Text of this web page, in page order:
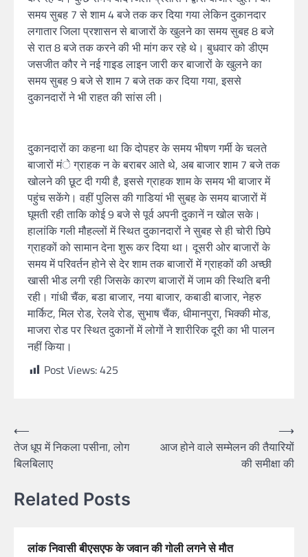
समय सुबह 7 से शाम 4 बजे तक कर दिया गया लेकिन दुकानदार
लगातार जिला प्रशासन से बाजारों के खुलने का समय सुबह 8 बजे
से रात 8 बजे तक करने की भी मांग कर रहे थे। बुधवार को डीएम
जसजीत कौर ने नई गाइड लाइन जारी कर बाजारों के खुलने का
समय सुबह 9 बजे से शाम 7 बजे तक कर दिया गया, इससे
दुकानदारों ने भी राहत की सांस ली।
दुकानदारों का कहना था कि दोपहर के समय भीषण गर्मी के चलते
बाजारों मंे ग्राहक न के बराबर आते थे, अब बाजार शाम 7 बजे तक
खोलने की छूट दी गयी है, इससे ग्राहक शाम के समय भी बाजार में
पहुंच सकेंगे। वहीं पुलिस की गाडियां भी सुबह के समय बाजारों में
घूमती रही ताकि कोई 9 बजे से पूर्व अपनी दुकानें न खोल सके।
हालांकि गली मौहल्लों में स्थित दुकानदारों ने सुबह से ही चोरी छिपे
ग्राहकों को सामान देना शुरू कर दिया था। दूसरी ओर बाजारों के
समय में परिवर्तन होने से देर शाम तक बाजारों में ग्राहकों की अच्छी
खासी भीड लगी रही जिसके कारण बाजारों में जाम की स्थिति बनी
रही। गांधी चैंक, बडा बाजार, नया बाजार, कबाडी बाजार, नेहरु
मार्किट, मिल रोड, रेलवे रोड, सुभाष चैंक, धीमानपुरा, भिक्की मोड,
माजरा रोड पर स्थित दुकानों में लोगों ने शारीरिक दूरी का भी पालन
नहीं किया।
Post Views:425
⟵
तेज धूप में निकला पसीना, लोग
बिलबिलाए
आज होने वाले सम्मेलन की तैयारियों
की समीक्षा की
⟶
Related Posts
लांक निवासी बीएसएफ के जवान की गोली लगने से मौत